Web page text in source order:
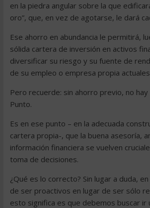
en la piedra angular sobre la que
oro”, que, en vez de agotarse, le dará
Ese ahorro en abundancia le permitirá,
sólida cartera de inversión en activos
diversificar su riesgo y su fuente de
de su empleo o empresa propia
Pero recuerde: sin ahorro previo, no
Punto.
Es en ese punto – en la adecuada
cartera propia-, que la buena asesoría,
información financiera se vuelven
toma de decisiones.
¿Qué es lo correcto? Sin lugar a duda,
de ser proactivos en lugar de ser sólo
esto significa es que debemos buscar ir